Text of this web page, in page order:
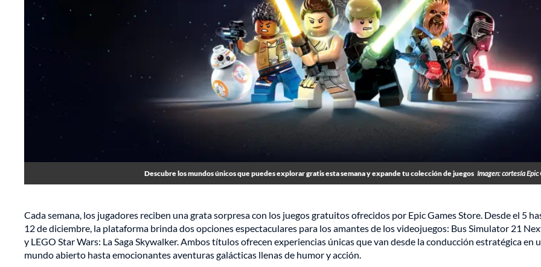
Descubre los mundos únicos que puedes explorar gratis esta semana y expande tu colección de juegos Imagen: cortesía Epic
Cada semana, los jugadores reciben una grata sorpresa con los juegos gratuitos ofrecidos por Epic Games Store. Desde el 5
12 de diciembre, la plataforma brinda dos opciones espectaculares para los amantes de los videojuegos: Bus Simulator 21
y LEGO Star Wars: La Saga Skywalker. Ambos títulos ofrecen experiencias únicas que van desde la conducción estratégica en
mundo abierto hasta emocionantes aventuras galácticas llenas de humor y acción.